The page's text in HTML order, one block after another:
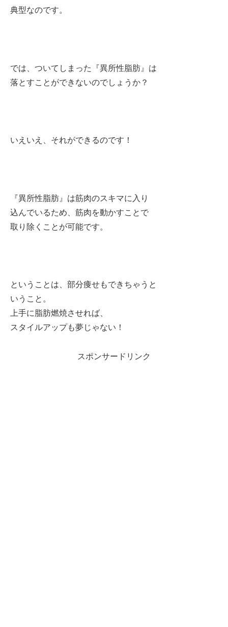
典型なのです。
では、ついてしまった『異所性脂肪』は
落とすことができないのでしょうか？
いえいえ、それができるのです！
『異所性脂肪』は筋肉のスキマに入り
込んでいるため、筋肉を動かすことで
取り除くことが可能です。
ということは、部分痩せもできちゃうと
いうこと。
上手に脂肪燃焼させれば、
スタイルアップも夢じゃない！
スポンサードリンク